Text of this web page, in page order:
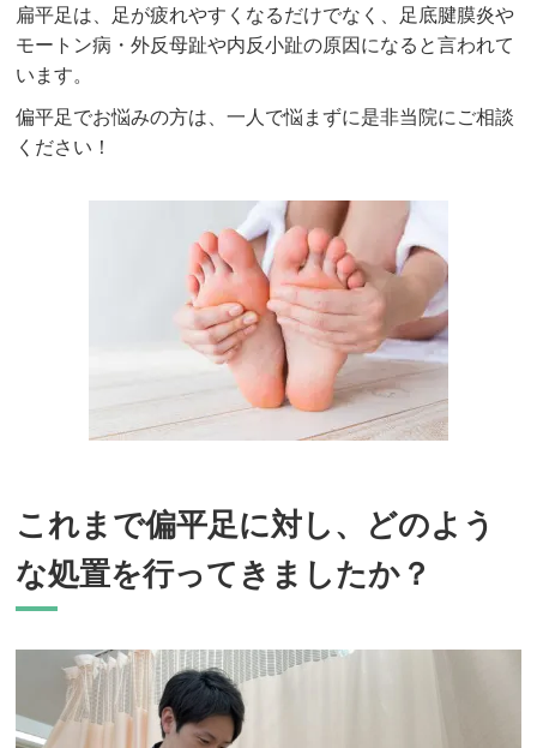
扁平足は、足が疲れやすくなるだけでなく、足底腱膜炎や
モートン病・外反母趾や内反小趾の原因になると言われて
います。
偏平足でお悩みの方は、一人で悩まずに是非当院にご相談
ください！
これまで偏平足に対し、どのよう
な処置を行ってきましたか？